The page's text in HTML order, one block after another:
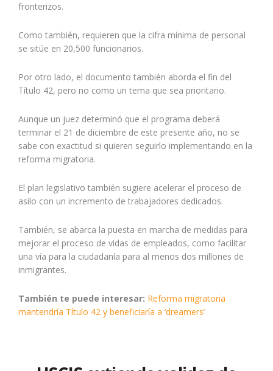
fronterizos.
Como también, requieren que la cifra mínima de personal
se sitúe en 20,500 funcionarios.
Por otro lado, el documento también aborda el fin del
Título 42, pero no como un tema que sea prioritario.
Aunque un juez determinó que el programa deberá
terminar el 21 de diciembre de este presente año, no se
sabe con exactitud si quieren seguirlo implementando en la
reforma migratoria.
El plan legislativo también sugiere acelerar el proceso de
asilo con un incremento de trabajadores dedicados.
También, se abarca la puesta en marcha de medidas para
mejorar el proceso de vidas de empleados, como facilitar
una vía para la ciudadanía para al menos dos millones de
inmigrantes.
También te puede interesar: Reforma migratoria
mantendría Título 42 y beneficiaría a ‘dreamers’